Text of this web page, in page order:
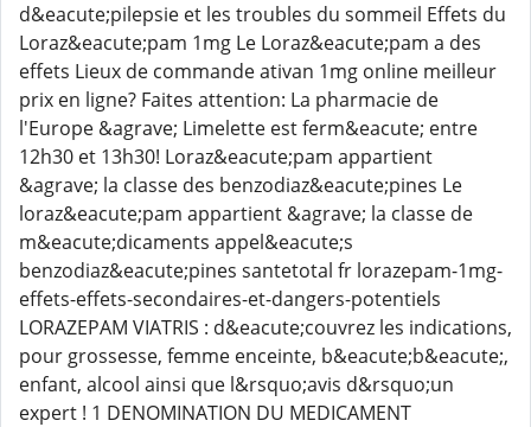
d&eacute;pilepsie et les troubles du sommeil Effets du
Loraz&eacute;pam 1mg Le Loraz&eacute;pam a des
effets Lieux de commande ativan 1mg online meilleur
prix en ligne? Faites attention: La pharmacie de
l'Europe &agrave; Limelette est ferm&eacute; entre
12h30 et 13h30! Loraz&eacute;pam appartient
&agrave; la classe des benzodiaz&eacute;pines Le
loraz&eacute;pam appartient &agrave; la classe de
m&eacute;dicaments appel&eacute;s
benzodiaz&eacute;pines santetotal fr lorazepam-1mg-
effets-effets-secondaires-et-dangers-potentiels
LORAZEPAM VIATRIS : d&eacute;couvrez les indications,
pour grossesse, femme enceinte, b&eacute;b&eacute;,
enfant, alcool ainsi que l&rsquo;avis d&rsquo;un
expert ! 1 DENOMINATION DU MEDICAMENT